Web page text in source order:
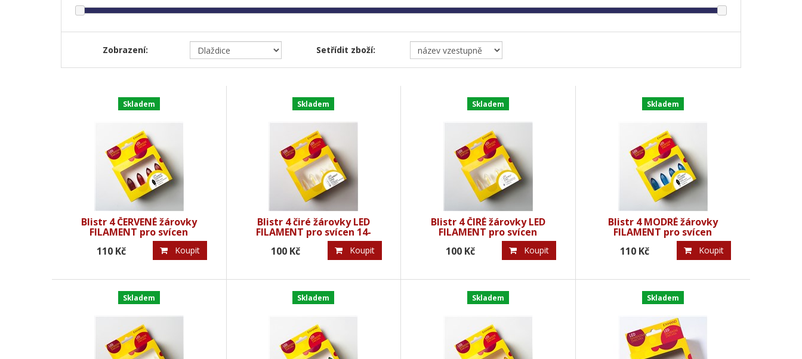
Zobrazení: Setřídit zboží:
Blistr 4 ČERVENÉ žárovky
FILAMENT pro svícen
34V/0,2W
Skladem
110 Kč Koupit
Blistr 4 čiré žárovky LED
FILAMENT pro svícen 14-
55V/0,3W
Skladem
100 Kč Koupit
Blistr 4 ČIRÉ žárovky LED
FILAMENT pro svícen
34V/0,2W
Skladem
100 Kč Koupit
Blistr 4 MODRÉ žárovky
FILAMENT pro svícen
34V/0,2W
Skladem
110 Kč Koupit
Skladem Skladem Skladem Skladem